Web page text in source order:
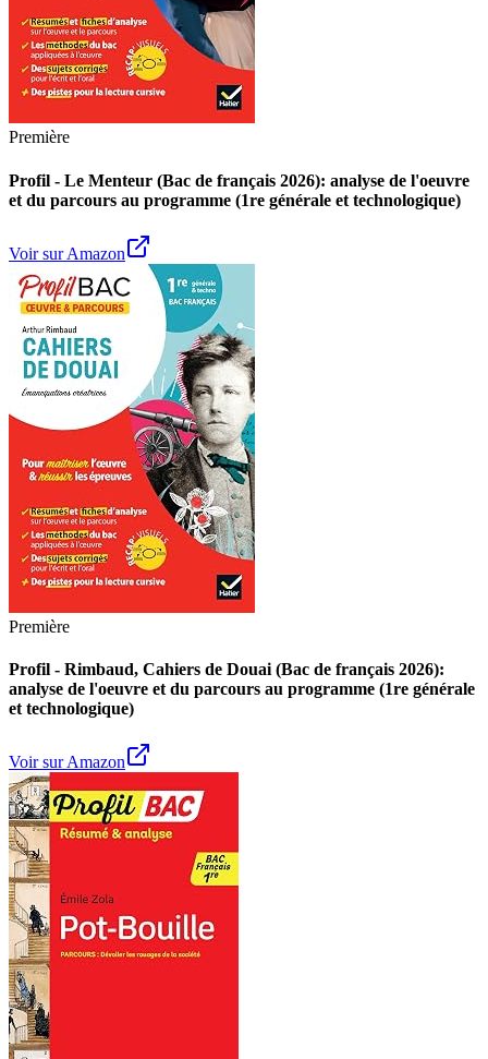
Première
Profil - Le Menteur (Bac de français 2026): analyse de l'oeuvre
et du parcours au programme (1re générale et technologique)
Voir sur Amazon
Première
Profil - Rimbaud, Cahiers de Douai (Bac de français 2026):
analyse de l'oeuvre et du parcours au programme (1re générale
et technologique)
Voir sur Amazon